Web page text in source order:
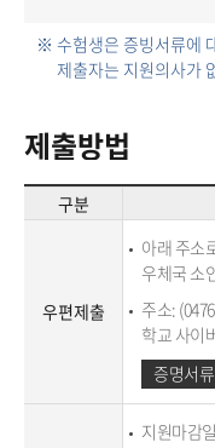
※ 수험생은 증빙서류에
제출자는 지원의사가
제출방법
구분
우편제출
아래 주소
우체국 소
주소:
학교 사이
증명서
지원마감